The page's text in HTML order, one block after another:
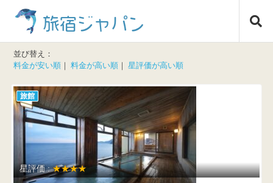
旅宿ジャパン
並び替え：
料金が安い順
｜料金が高い順 ｜星評価が高い順
旅館
星評価 :★★★★